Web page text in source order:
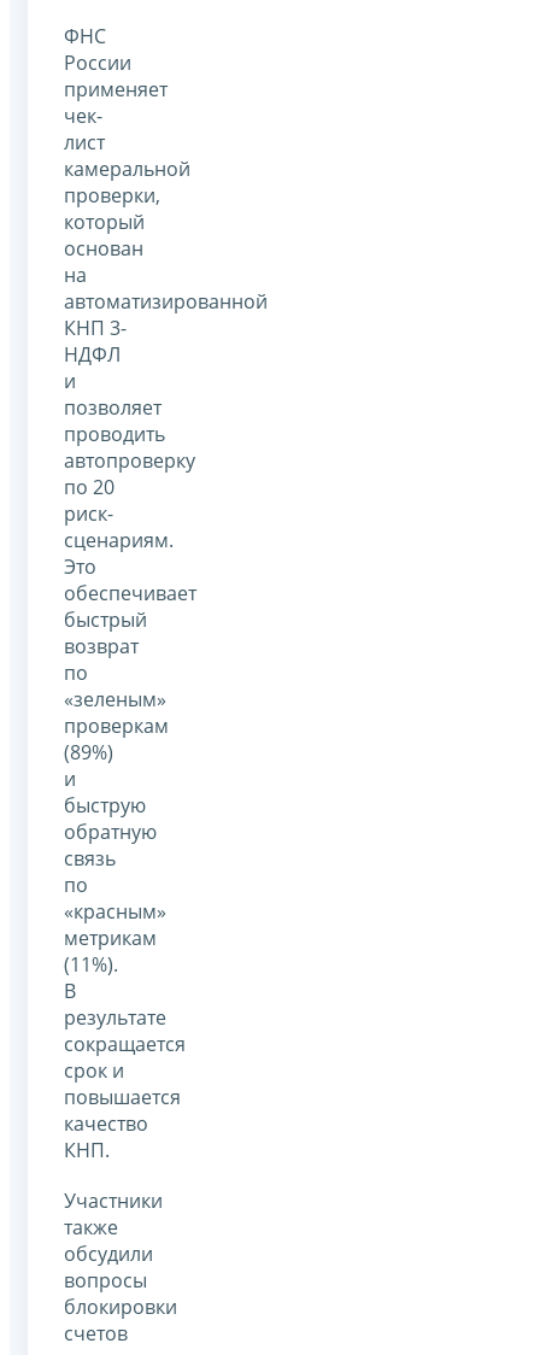
ФНС
России
применяет
чек-
лист
камеральной
проверки,
который
основан
на
автоматизированной
КНП 3-
НДФЛ
и
позволяет
проводить
автопроверку
по 20
риск-
сценариям.
Это
обеспечивает
быстрый
возврат
по
«зеленым»
проверкам
(89%)
и
быструю
обратную
связь
по
«красным»
метрикам
(11%).
В
результате
сокращается
срок и
повышается
качество
КНП.
Участники
также
обсудили
вопросы
блокировки
счетов